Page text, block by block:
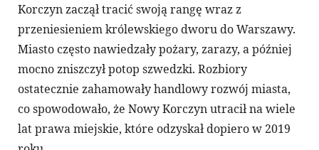
Korczyn zaczął tracić swoją rangę wraz z
przeniesieniem królewskiego dworu do Warszawy.
Miasto często nawiedzały pożary, zarazy, a później
mocno zniszczył potop szwedzki. Rozbiory
ostatecznie zahamowały handlowy rozwój miasta,
co spowodowało, że Nowy Korczyn utracił na wiele
lat prawa miejskie, które odzyskał dopiero w 2019